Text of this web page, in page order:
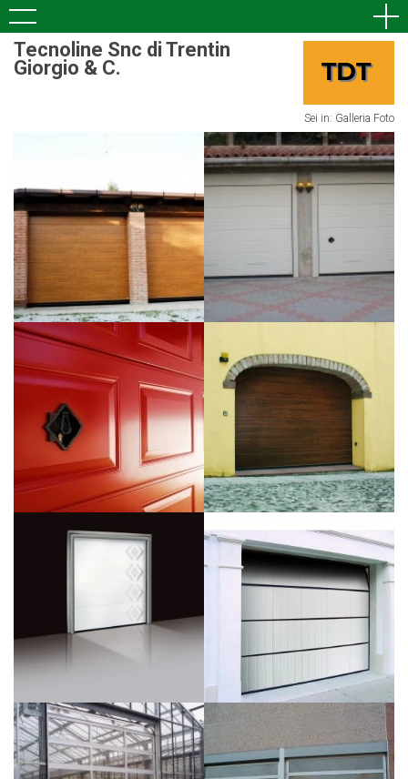
Tecnoline Snc di Trentin
Giorgio & C.
Sei in: Galleria Foto